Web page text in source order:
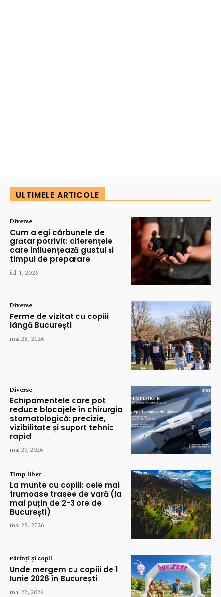
ULTIMELE ARTICOLE
Diverse
Cum alegi cărbunele de
grătar potrivit: diferențele
care influențează gustul și
timpul de preparare
iul. 1, 2026
Diverse
Ferme de vizitat cu copiii
lângă București
mai 28, 2026
Diverse
Echipamentele care pot
reduce blocajele în chirurgia
stomatologică: precizie,
vizibilitate și suport tehnic
rapid
mai 27, 2026
Timp liber
La munte cu copiii: cele mai
frumoase trasee de vară (la
mai puțin de 2-3 ore de
București)
mai 25, 2026
Părinți și copii
Unde mergem cu copiii de 1
Iunie 2026 în București
mai 22, 2026